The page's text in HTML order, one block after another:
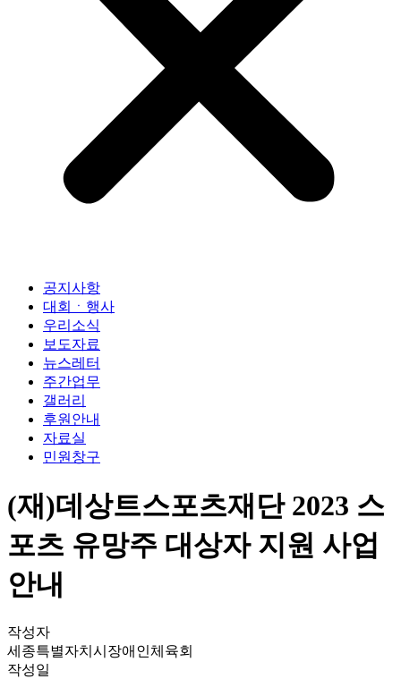
공지사항
대회ㆍ행사
우리소식
보도자료
뉴스레터
주간업무
갤러리
후원안내
자료실
민원창구
(재)데상트스포츠재단 2023 스
포츠 유망주 대상자 지원 사업
안내
작성자
세종특별자치시장애인체육회
작성일